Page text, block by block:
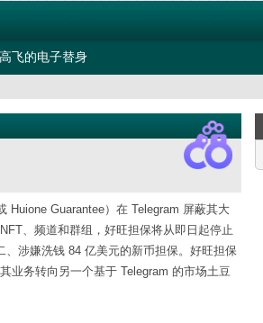
高飞的电子替身
Huione Guarantee）在 Telegram 屏蔽其大
、频道和群组，好旺担保将从即日起停止
涉嫌洗钱 84 亿美元的新币担保。好旺担保
业务转向另一个基于 Telegram 的市场土豆